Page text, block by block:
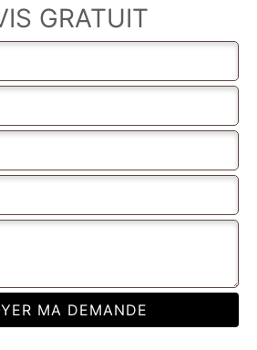
GRATUIT